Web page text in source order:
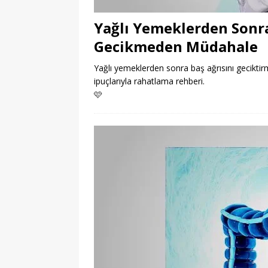
Yağlı Yemeklerden
Gecikmeden Müdahale
Yağlı yemeklerden sonra baş ağrısını
ipuçlarıyla rahatlama rehberi.
🩷